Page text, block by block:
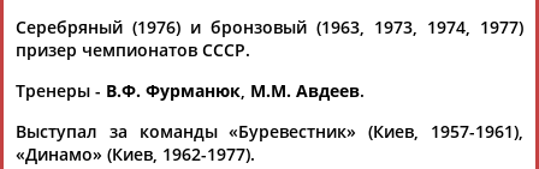
Серебряный (1976) и бронзовый (1963, 1973, 1974, 1977)
призер чемпионатов СССР.
Тренеры - В.Ф. Фурманюк, М.М. Авдеев.
Выступал за команды «Буревестник» (Киев, 1957-1961),
«Динамо» (Киев, 1962-1977).